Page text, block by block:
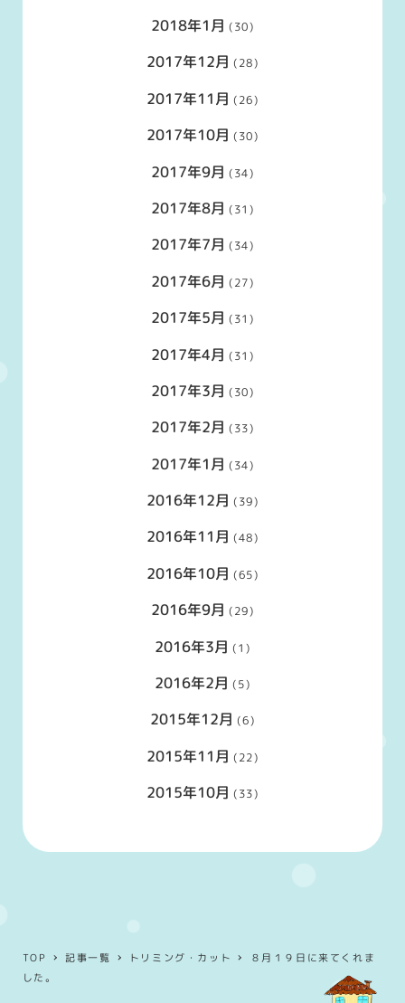
2018年1月 (30)
2017年12月 (28)
2017年11月 (26)
2017年10月 (30)
2017年9月 (34)
2017年8月 (31)
2017年7月 (34)
2017年6月 (27)
2017年5月 (31)
2017年4月 (31)
2017年3月 (30)
2017年2月 (33)
2017年1月 (34)
2016年12月 (39)
2016年11月 (48)
2016年10月 (65)
2016年9月 (29)
2016年3月 (1)
2016年2月 (5)
2015年12月 (6)
2015年11月 (22)
2015年10月 (33)
TOP 記事一覧 トリミング・カット
８月１９日に来てくれま
した。